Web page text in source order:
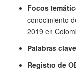
Focos
conocimiento
2019 en
Palabras
Registro de